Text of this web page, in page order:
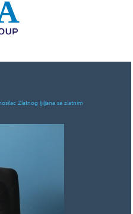
Zlatnog ljiljana sa zlatnim